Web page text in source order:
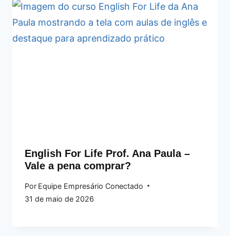
English For Life Prof. Ana Paula –
Vale a pena comprar?
Por Equipe Empresário Conectado
31 de maio de 2026